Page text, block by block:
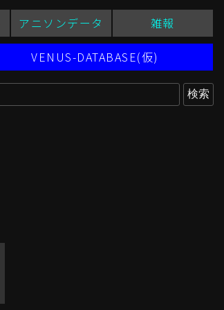
アニソンデータ 雑報
VENUS-DATABASE(仮)